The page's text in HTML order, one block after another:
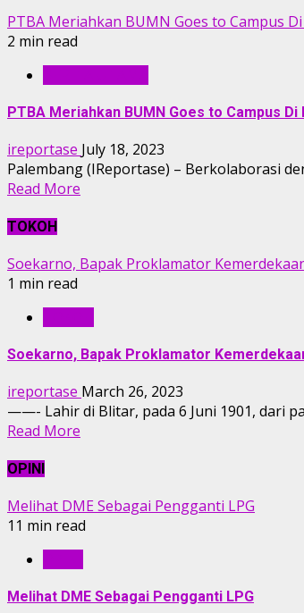
PTBA Meriahkan BUMN Goes to Campus
2 min read
PTBA Meriahkan BUMN Goes to Campus
ireportase July 18, 2023
Palembang (IReportase) – Berkolaborasi
Read More
TOKOH
Soekarno, Bapak Proklamator
1 min read
Soekarno, Bapak Proklamator
ireportase March 26, 2023
——- Lahir di Blitar, pada 6 Juni 1901, dari
Read More
OPINI
Melihat DME Sebagai Pengganti LPG
11 min read
Melihat DME Sebagai Pengganti LPG